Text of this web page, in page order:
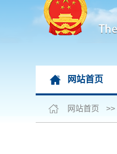
网站首页
网站首页 >>